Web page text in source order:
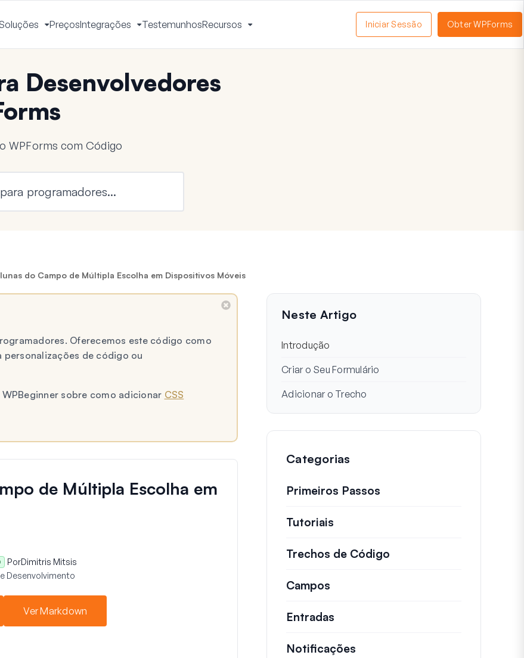
Ativar
Ativar
Menu
PreçosIntegrações
Ativar
Menu
TestemunhosRecursos
Menu
Iniciar Sessão Obter WPForms
Desenvolvedores
WPForms com Código
do Campo de Múltipla Escolha em Dispositivos Móveis
Oferecemos este código como
personalizações de código ou
sobre como adicionar CSS
de Múltipla Escolha em
PorDimitris Mitsis
Desenvolvimento
Ver Markdown
Neste Artigo
Introdução
Criar o Seu Formulário
Adicionar o Trecho
Categorias
Primeiros Passos
Tutoriais
Trechos de Código
Campos
Entradas
Notificações